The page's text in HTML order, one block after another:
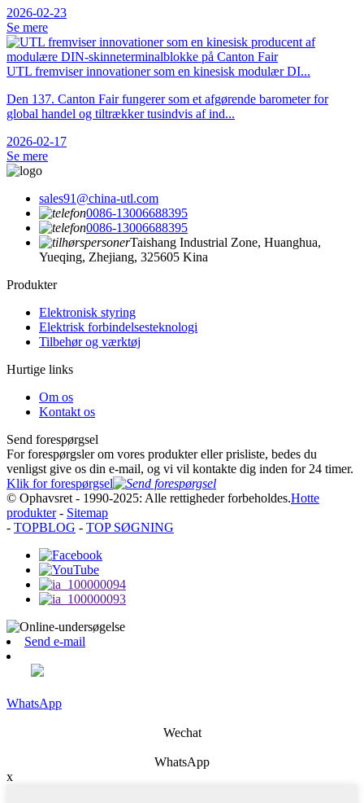
2026-02-23
Se mere
UTL fremviser innovationer som en kinesisk modulær DI...
Den 137. Canton Fair fungerer som et afgørende barometer for
global handel og tiltrækker tusindvis af ind...
2026-02-17
Se mere
sales91@china-utl.com
0086-13006688395
0086-13006688395
Taishang Industrial Zone, Huanghua,
Yueqing, Zhejiang, 325605 Kina
Produkter
Elektronisk styring
Elektrisk forbindelsesteknologi
Tilbehør og værktøj
Hurtige links
Om os
Kontakt os
Send forespørgsel
For forespørgsler om vores produkter eller prisliste, bedes du
venligst give os din e-mail, og vi vil kontakte dig inden for 24 timer.
Klik for forespørgsel
© Ophavsret - 1990-2025: Alle rettigheder forbeholdes.Hotte
produkter- Sitemap
- TOPBLOG - TOP SØGNING
Send e-mail
WhatsApp
Wechat
WhatsApp
x